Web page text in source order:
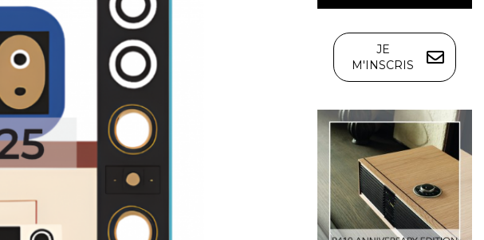
JE
M'INSCRIS